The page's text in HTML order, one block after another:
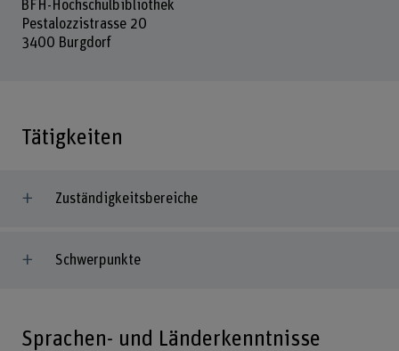
BFH-Hochschulbibliothek
Pestalozzistrasse 20
3400 Burgdorf
Tätigkeiten
Zuständigkeitsbereiche
Schwerpunkte
Sprachen- und Länderkenntnisse